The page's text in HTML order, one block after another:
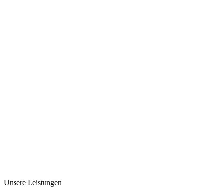
Unsere Leistungen